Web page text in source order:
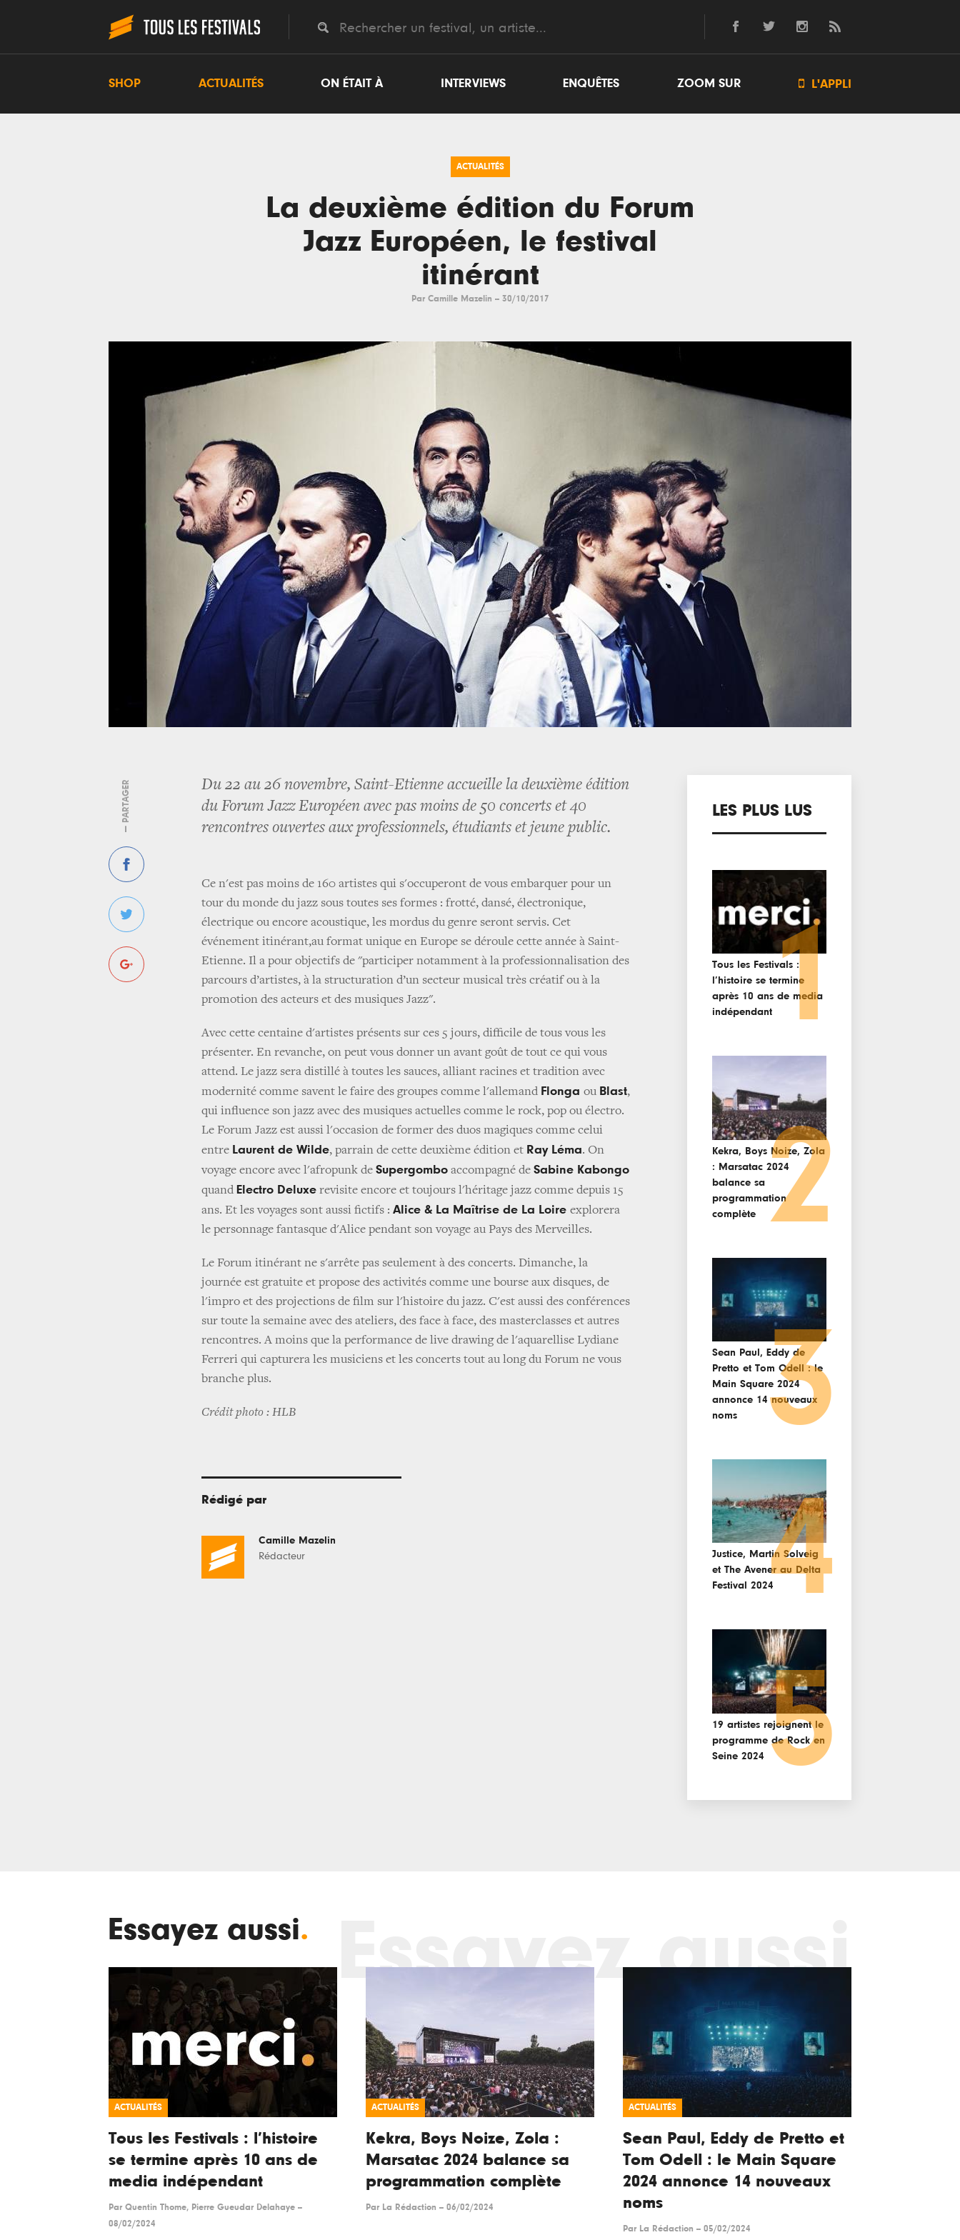
SHOP ACTUALITÉS ON ÉTAIT À INTERVIEWS ENQUÊTES ZOOM SUR  L'APPLI
ACTUALITÉS
La deuxième édition du Forum
Jazz Européen, le festival
itinérant
Par Camille Mazelin -- 30/10/2017
— PARTAGER
Du 22 au 26 novembre, Saint-Etienne accueille la deuxième édition
du Forum Jazz Européen avec pas moins de 50 concerts et 40
rencontres ouvertes aux professionnels, étudiants et jeune public.
Ce n'est pas moins de 160 artistes qui s'occuperont de vous embarquer pour un
tour du monde du jazz sous toutes ses formes : frotté, dansé, électronique,
électrique ou encore acoustique, les mordus du genre seront servis. Cet
événement itinérant,au format unique en Europe se déroule cette année à Saint-
Etienne. Il a pour objectifs de "participer notamment à la professionnalisation des
parcours d’artistes, à la structuration d’un secteur musical très créatif ou à la
promotion des acteurs et des musiques Jazz".
Avec cette centaine d'artistes présents sur ces 5 jours, difficile de tous vous les
présenter. En revanche, on peut vous donner un avant goût de tout ce qui vous
attend. Le jazz sera distillé à toutes les sauces, alliant racines et tradition avec
modernité comme savent le faire des groupes comme l'allemand Flonga ou Blast,
qui influence son jazz avec des musiques actuelles comme le rock, pop ou électro.
Le Forum Jazz est aussi l'occasion de former des duos magiques comme celui
entre Laurent de Wilde, parrain de cette deuxième édition et Ray Léma. On
voyage encore avec l'afropunk de Supergombo accompagné de Sabine Kabongo
quand Electro Deluxe revisite encore et toujours l'héritage jazz comme depuis 15
ans. Et les voyages sont aussi fictifs : Alice & La Maîtrise de La Loire explorera
le personnage fantasque d'Alice pendant son voyage au Pays des Merveilles.
Le Forum itinérant ne s'arrête pas seulement à des concerts. Dimanche, la
journée est gratuite et propose des activités comme une bourse aux disques, de
l'impro et des projections de film sur l'histoire du jazz. C'est aussi des conférences
sur toute la semaine avec des ateliers, des face à face, des masterclasses et autres
rencontres. A moins que la performance de live drawing de l'aquarellise Lydiane
Ferreri qui capturera les musiciens et les concerts tout au long du Forum ne vous
branche plus.
Crédit photo : HLB
Rédigé par
Camille Mazelin
Rédacteur
LES PLUS LUS
Tous les Festivals :
l’histoire se termine
après 10 ans de media
indépendant1
Kekra, Boys Noize, Zola
: Marsatac 2024
balance sa
programmation
complète
2
Sean Paul, Eddy de
Pretto et Tom Odell : le
Main Square 2024
annonce 14 nouveaux
noms
3
Justice, Martin Solveig
et The Avener au Delta
Festival 20244
19 artistes rejoignent le
programme de Rock en
Seine 2024 5
Essayez aussi. Essayez aussi
ACTUALITÉS
Tous les Festivals : l’histoire
se termine après 10 ans de
media indépendant
Par Quentin Thome, Pierre Gueudar Delahaye --
08/02/2024
ACTUALITÉS
Kekra, Boys Noize, Zola :
Marsatac 2024 balance sa
programmation complète
Par La Rédaction -- 06/02/2024
ACTUALITÉS
Sean Paul, Eddy de Pretto et
Tom Odell : le Main Square
2024 annonce 14 nouveaux
noms
Par La Rédaction -- 05/02/2024